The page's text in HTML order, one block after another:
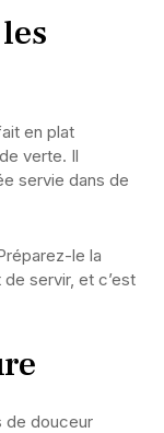
en plat
verte. Il
servie dans de
le la
servir, et c’est
de douceur